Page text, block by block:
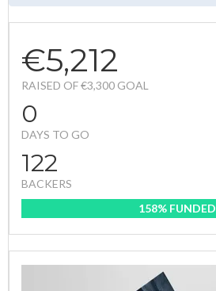
€5,212
RAISED OF €3,300 GOAL
0
DAYS TO GO
122
BACKERS
158% FUNDED